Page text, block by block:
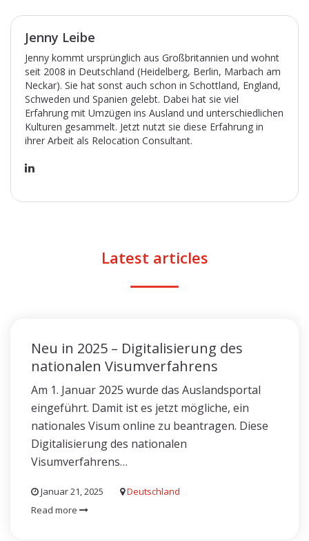
Jenny Leibe
Jenny kommt ursprünglich aus Großbritannien und wohnt
seit 2008 in Deutschland (Heidelberg, Berlin, Marbach am
Neckar). Sie hat sonst auch schon in Schottland, England,
Schweden und Spanien gelebt. Dabei hat sie viel
Erfahrung mit Umzügen ins Ausland und unterschiedlichen
Kulturen gesammelt. Jetzt nutzt sie diese Erfahrung in
ihrer Arbeit als Relocation Consultant.
Latest articles
Neu in 2025 – Digitalisierung des
nationalen Visumverfahrens
Am 1. Januar 2025 wurde das Auslandsportal
eingeführt. Damit ist es jetzt mögliche, ein
nationales Visum online zu beantragen. Diese
Digitalisierung des nationalen
Visumverfahrens…
Januar 21, 2025
Deutschland
Read more